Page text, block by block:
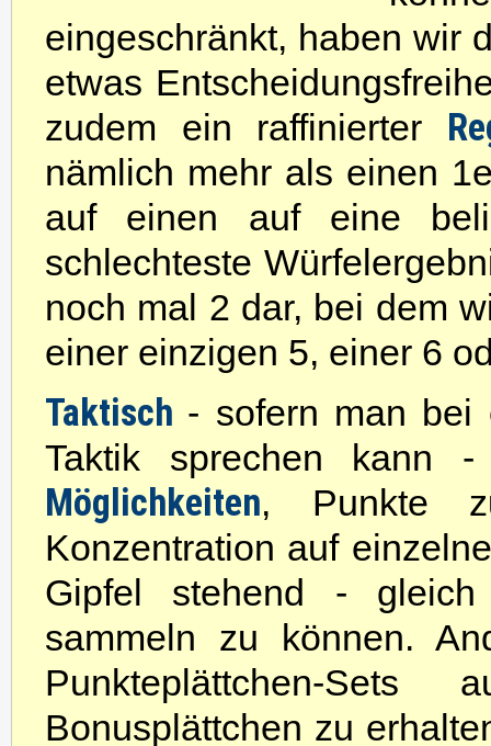
eingeschränkt, haben wir
etwas
zudem ein raffinierter
nämlich mehr als einen
auf einen auf eine
schlechteste
noch mal 2 dar, bei dem
einer einzigen 5, einer 6
Taktisch - sofern man bei
Taktik sprechen kann
Möglichkeiten, Punkte
Konzentration auf
Gipfel stehend -
sammeln zu können.
Punkteplättchen-
Bonusplättchen zu